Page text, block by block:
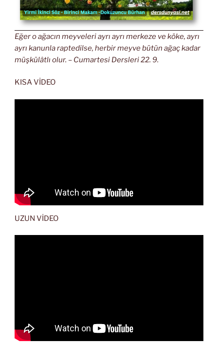
Eğer o ağacın meyveleri ayrı ayrı merkeze ve köke, ayrı
ayrı kanunla raptedilse, herbir meyve bütün ağaç kadar
müşkülâtlı olur. – Cumartesi Dersleri 22. 9.
KISA VİDEO
UZUN VİDEO